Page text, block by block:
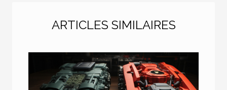
ARTICLES SIMILAIRES